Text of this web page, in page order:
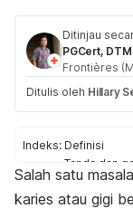
Ditinjau
PGCert,
Frontières
Ditulis oleh Hillary
Indeks: Definisi
Tanda dan
Penyebab
Faktor risiko
Salah satu
karies atau gigi